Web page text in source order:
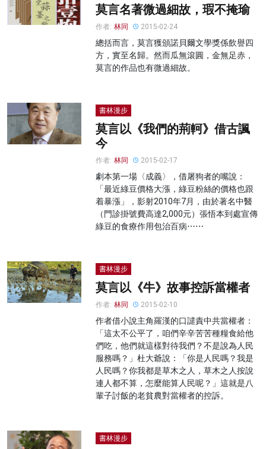
莫言名著微過細故，瑕不掩瑜
作者: 林同 2015-02-24
總括而言，莫言獲頒諾貝爾文學獎係飲譽四
方，實至名歸。然而瓜無滾圓，金無足赤，
莫言的作品也有微過細故。
書林漫步
莫言以《我們的荊軻》借古諷
今
作者: 林同 2015-02-17
劇本第一場〈成義〉，借屠狗者的嘴說：
「最近綠豆價格大漲，綠豆粉絲的價格也跟
着暴漲」，影射2010年7月，由於著名中醫
（門診掛號費高達2,000元）張悟本到處宣傳
綠豆的食療作用包治百病⋯⋯
書林漫步
莫言以《牛》故事控訴當權者
作者: 林同 2015-02-10
作者借小說主角羅漢的口譴責中共當權者：
「這太不公平了，咱們辛辛苦苦種糧食給他
們吃，他們就這樣對待我們？不是說為人民
服務嗎？」杜大爺說：「你是人民嗎？我是
人民嗎？你我都是草木之人，草木之人按說
連人都不算，怎麼能算人民呢？」這就是八
輩子討飯的老貧農對當權者的控訴。
書林漫步